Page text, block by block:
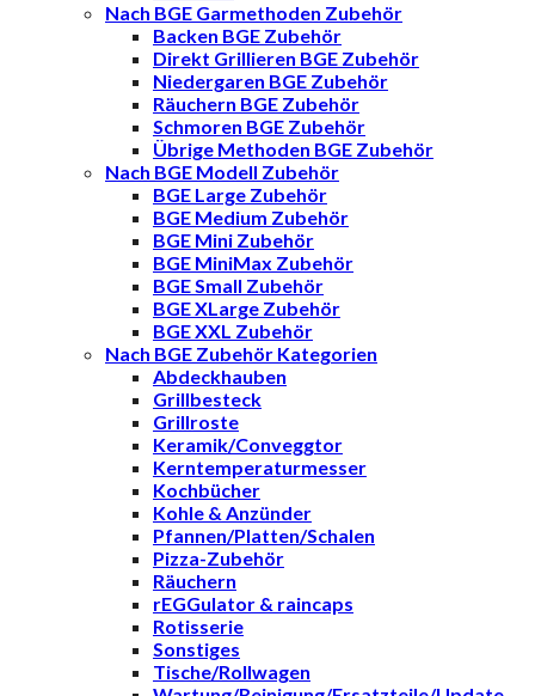
Nach BGE Garmethoden Zubehör
Backen BGE Zubehör
Direkt Grillieren BGE Zubehör
Niedergaren BGE Zubehör
Räuchern BGE Zubehör
Schmoren BGE Zubehör
Übrige Methoden BGE Zubehör
Nach BGE Modell Zubehör
BGE Large Zubehör
BGE Medium Zubehör
BGE Mini Zubehör
BGE MiniMax Zubehör
BGE Small Zubehör
BGE XLarge Zubehör
BGE XXL Zubehör
Nach BGE Zubehör Kategorien
Abdeckhauben
Grillbesteck
Grillroste
Keramik/Conveggtor
Kerntemperaturmesser
Kochbücher
Kohle & Anzünder
Pfannen/Platten/Schalen
Pizza-Zubehör
Räuchern
rEGGulator & raincaps
Rotisserie
Sonstiges
Tische/Rollwagen